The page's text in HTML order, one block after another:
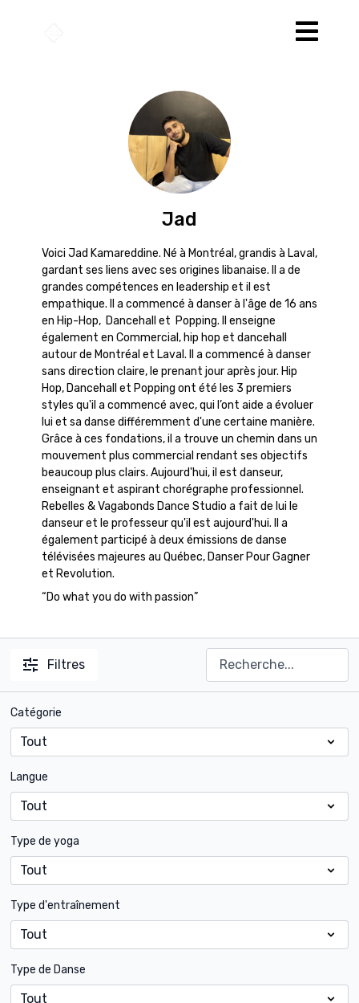
Jad
Voici Jad Kamareddine. Né à Montréal, grandis à Laval,
gardant ses liens avec ses origines libanaise. Il a de
grandes compétences en leadership et il est
empathique. Il a commencé à danser à l'âge de 16 ans
en Hip-Hop, Dancehall et Popping. Il enseigne
également en Commercial, hip hop et dancehall
autour de Montréal et Laval. Il a commencé à danser
sans direction claire, le prenant jour après jour. Hip
Hop, Dancehall et Popping ont été les 3 premiers
styles qu'il a commencé avec, qui l’ont aide a évoluer
lui et sa danse différemment d'une certaine manière.
Grâce à ces fondations, il a trouve un chemin dans un
mouvement plus commercial rendant ses objectifs
beaucoup plus clairs. Aujourd'hui, il est danseur,
enseignant et aspirant chorégraphe professionnel.
Rebelles & Vagabonds Dance Studio a fait de lui le
danseur et le professeur qu'il est aujourd'hui. Il a
également participé à deux émissions de danse
télévisées majeures au Québec, Danser Pour Gagner
et Revolution.
“Do what you do with passion”
Filtres
Catégorie
Langue
Type de yoga
Type d'entraînement
Type de Danse